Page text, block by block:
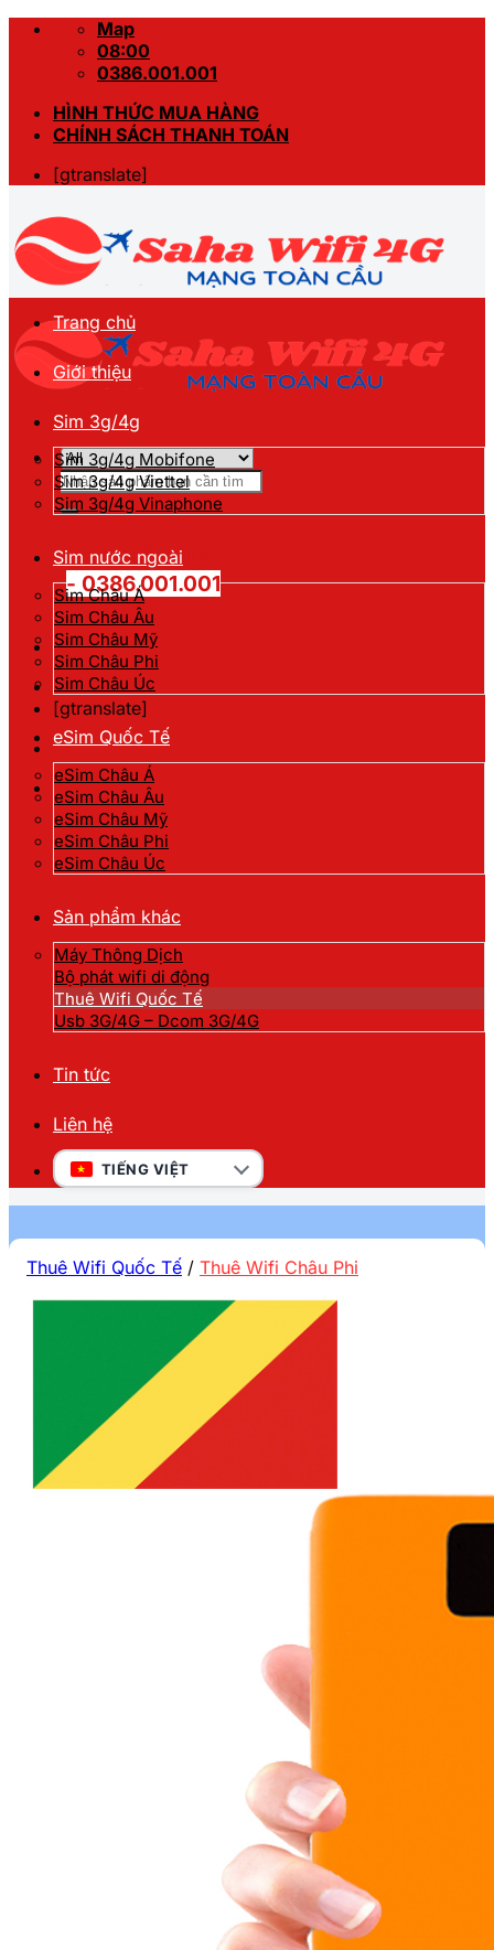
Skip
Map
08:00
0386.001.001
HÌNH THỨC MUA HÀNG
CHÍNH SÁCH THANH TOÁN
[gtranslate]
Tìm
kiếm:
Hotline đặt hàng
- 0386.001.001
[gtranslate]
Trang chủ
Giới thiệu
Sim 3g/4g
Sim 3g/4g Mobifone
Sim 3g/4g Viettel
Sim 3g/4g Vinaphone
Sim nước ngoài
Sim Châu Á
Sim Châu Âu
Sim Châu Mỹ
Sim Châu Phi
Sim Châu Úc
eSim Quốc Tế
eSim Châu Á
eSim Châu Âu
eSim Châu Mỹ
eSim Châu Phi
eSim Châu Úc
Sản phẩm khác
Máy Thông Dịch
Bộ phát wifi di động
Thuê Wifi Quốc Tế
Usb 3G/4G – Dcom 3G/4G
Tin tức
Liên hệ
TIẾNG VIỆT
Thuê Wifi Quốc Tế / Thuê Wifi Châu Phi